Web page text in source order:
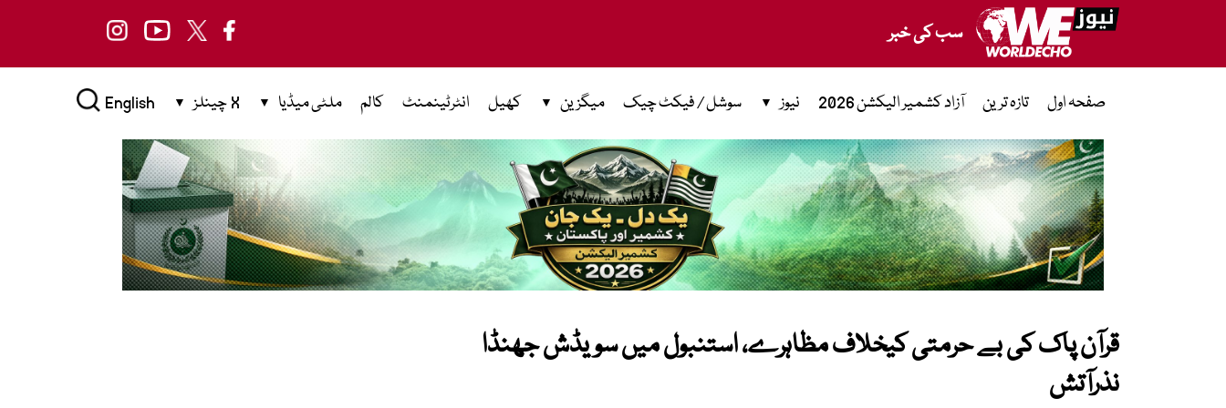
سب کی خبر
صفحہ اول تازہ ترین آزاد کشمیر الیکشن 2026 نیوز سوشل / فیکٹ چیک میگزین کھیل انٹرٹینمنٹ کالم ملٹی میڈیا X چینلز English
قرآن پاک کی بے حرمتی کیخلاف مظاہرے، استنبول میں سویڈش جھنڈا
نذرآتش